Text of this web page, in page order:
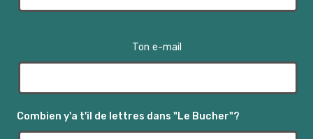
Ton e-mail
Combien y'a t'il de lettres dans "Le Bucher"?